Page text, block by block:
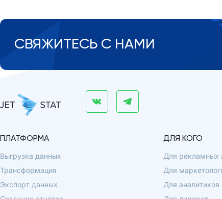
СВЯЖИТЕСЬ С НАМИ
ПЛАТФОРМА
Выгрузка данных
Трансформация
Экспорт данных
ДЛЯ КОГО
Для рекламных
Для
Для аналитиков